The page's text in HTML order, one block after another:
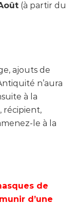
(à partir du
ajouts de
n’aura
à la
récipient,
le à la
de
d’une